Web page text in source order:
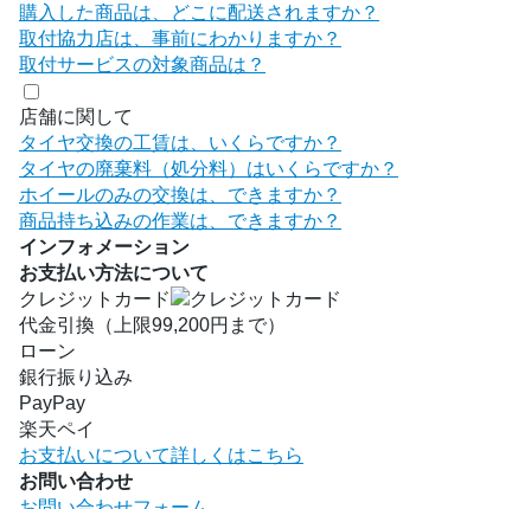
購入した商品は、どこに配送されますか？
取付協力店は、事前にわかりますか？
取付サービスの対象商品は？
店舗に関して
タイヤ交換の工賃は、いくらですか？
タイヤの廃棄料（処分料）はいくらですか？
ホイールのみの交換は、できますか？
商品持ち込みの作業は、できますか？
インフォメーション
お支払い方法について
クレジットカード
代金引換（上限99,200円まで）
ローン
銀行振り込み
PayPay
楽天ペイ
お支払いについて詳しくはこちら
お問い合わせ